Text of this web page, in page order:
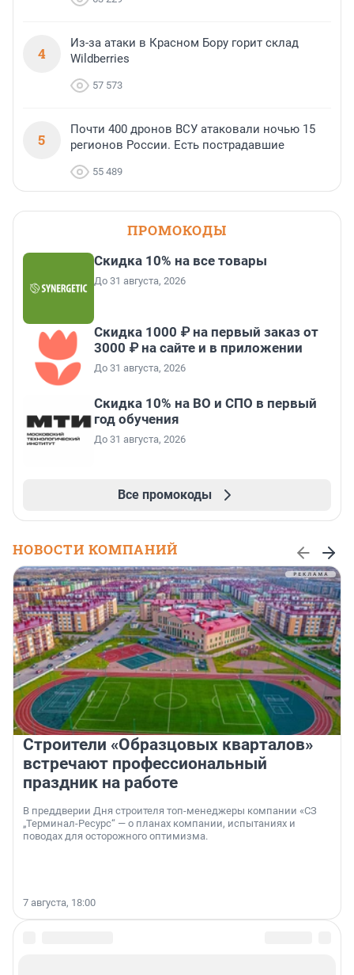
4
Из-за атаки в Красном Бору горит склад
Wildberries
57 573
5
Почти 400 дронов ВСУ атаковали ночью 15
регионов России. Есть пострадавшие
55 489
ПРОМОКОДЫ
Скидка 10% на все товары
До 31 августа, 2026
Скидка 1000 ₽ на первый заказ от
3000 ₽ на сайте и в приложении
До 31 августа, 2026
Скидка 10% на ВО и СПО в первый
год обучения
До 31 августа, 2026
Все промокоды
НОВОСТИ КОМПАНИЙ
Строители «Образцовых кварталов»
встречают профессиональный
праздник на работе
В преддверии Дня строителя топ-менеджеры компании «СЗ
„Терминал-Ресурс“ — о планах компании, испытаниях и
поводах для осторожного оптимизма.
7 августа, 18:00